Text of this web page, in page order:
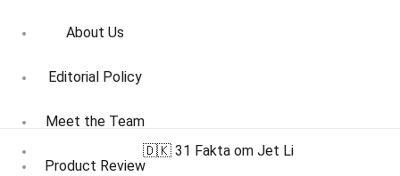
About Us
Editorial Policy
Meet the Team
Product Review
🇩🇰 31 Fakta om Jet Li